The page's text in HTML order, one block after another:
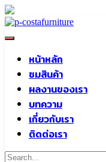
Skip
content
หน้าหลัก
ชมสินค้า
ผลงานของเรา
บทความ
เกี่ยวกับเรา
ติดต่อเรา